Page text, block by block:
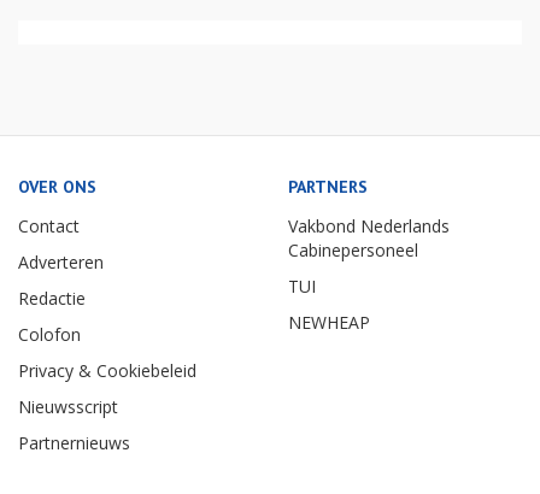
OVER ONS
Contact
Adverteren
Redactie
Colofon
Privacy & Cookiebeleid
Nieuwsscript
Partnernieuws
PARTNERS
Vakbond Nederlands
Cabinepersoneel
TUI
NEWHEAP